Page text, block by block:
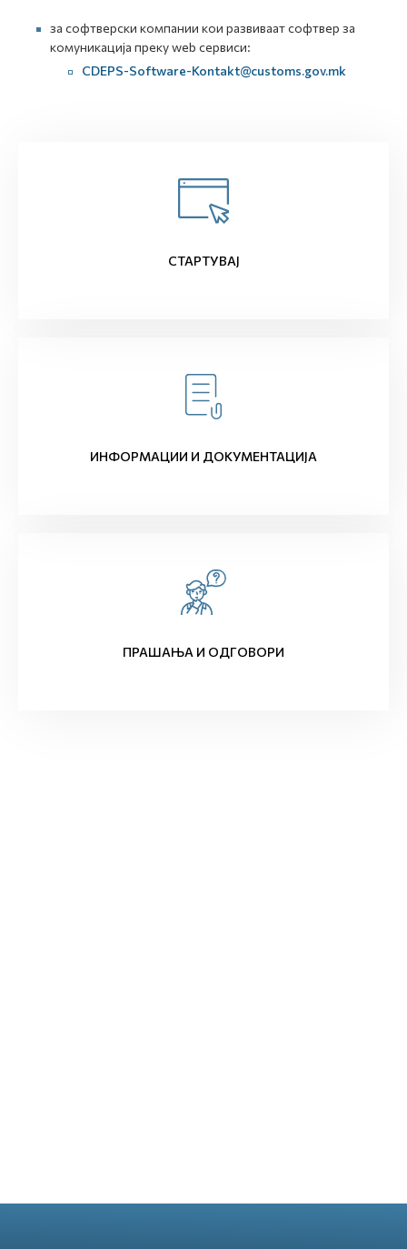
за софтверски компании кои развиваат софтвер за
комуникација преку web сервиси:
CDEPS-Software-Kontakt@customs.gov.mk
СТАРТУВАЈ
ИНФОРМАЦИИ И ДОКУМЕНТАЦИЈА
ПРАШАЊА И ОДГОВОРИ